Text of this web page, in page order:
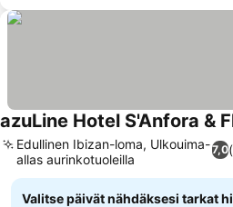
azuLine Hotel S'Anfora &
7,0
Edullinen Ibizan-loma, Ulkouima-
allas aurinkotuoleilla
Valitse päivät nähdäksesi tarkat